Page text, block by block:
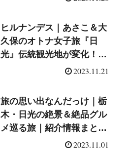
ヒルナンデス｜あさこ＆大
久保のオトナ女子旅『日
光』伝統観光地が変化！新
名所＆穴場の絶景 2023.11.21
旅の思い出なんだっけ｜栃
木・日光の絶景＆絶品グル
メ巡る旅｜紹介情報まとめ
2023.11.01